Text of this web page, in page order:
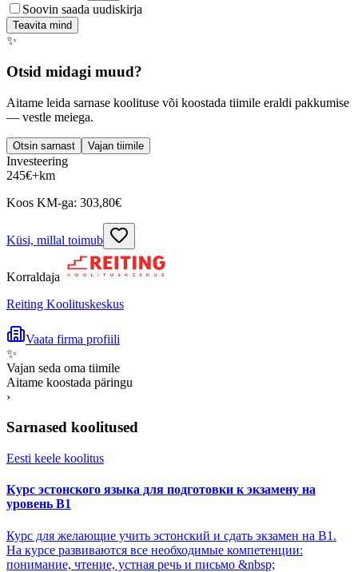
Soovin saada uudiskirja
Teavita mind
✨
Otsid midagi muud?
Aitame leida sarnase koolituse või koostada tiimile eraldi pakkumise
— vestle meiega.
Otsin sarnast Vajan tiimile
Investeering
245€+km
Koos KM-ga: 303,80€
Küsi, millal toimub
Korraldaja
Reiting Koolituskeskus
Vaata firma profiili
✨
Vajan seda oma tiimile
Aitame koostada päringu
›
Sarnased koolitused
Eesti keele koolitus
Курс эстонского языка для подготовки к экзамену на
уровень B1
Курс для желающие учить эстонский и сдать экзамен на В1.
На курсе развиваются все необходимые компетенции:
понимание, чтение, устная речь и письмо &nbsp;